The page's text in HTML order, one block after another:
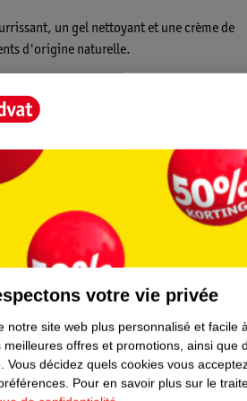
un gel nettoyant et une crème de
d'origine naturelle.
doux parfum hypoallergénique et ont été
votre vie privée
notre site web plus personnalisé et facile
meilleures offres et promotions, ainsi que
Vous décidez quels cookies vous
Pour en savoir plus sur le